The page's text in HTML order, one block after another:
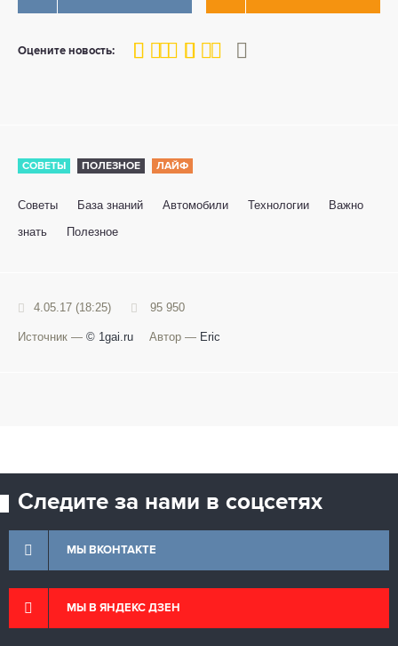
Оцените новость:
80
1 2 3 4 5
СОВЕТЫ ПОЛЕЗНОЕ ЛАЙФ
Советы База знаний Автомобили Технологии
Важно
знать
Полезное
4.05.17 (18:25) 95 950
Источник — © 1gai.ru Автор — Eric
Следите за нами в соцсетях
МЫ ВКОНТАКТЕ
МЫ В ЯНДЕКС ДЗЕН